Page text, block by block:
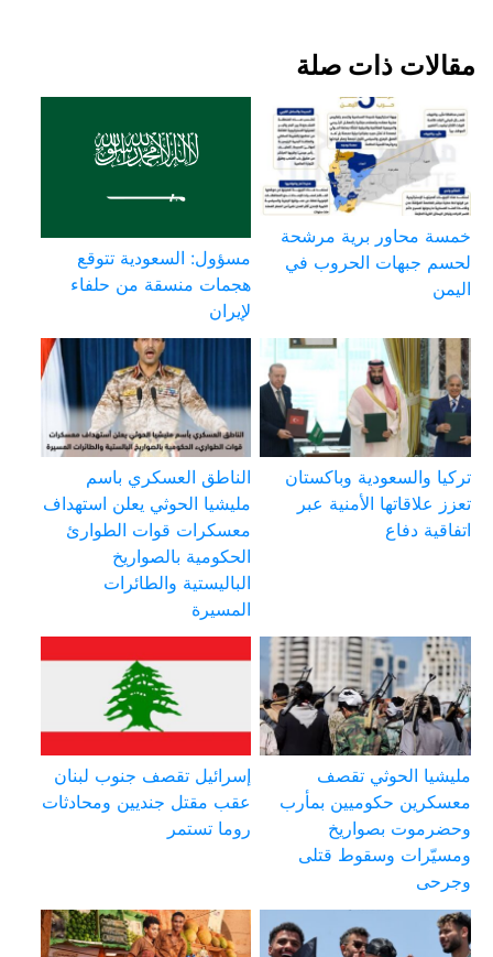
مقالات ذات صلة
خمسة محاور برية مرشحة
لحسم جبهات الحروب في
اليمن
مسؤول: السعودية تتوقع
هجمات منسقة من حلفاء
لإيران
تركيا والسعودية وباكستان
تعزز علاقاتها الأمنية عبر
اتفاقية دفاع
الناطق العسكري باسم
مليشيا الحوثي يعلن استهداف
معسكرات قوات الطوارئ
الحكومية بالصواريخ
الباليستية والطائرات
المسيرة
مليشيا الحوثي تقصف
معسكرين حكوميين بمأرب
وحضرموت بصواريخ
ومسيّرات وسقوط قتلى
وجرحى
إسرائيل تقصف جنوب لبنان
عقب مقتل جنديين ومحادثات
روما تستمر